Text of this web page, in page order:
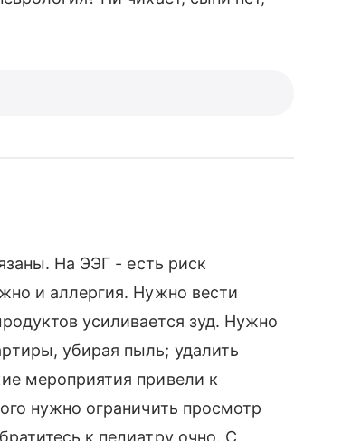
На ЭЭГ - есть риск
и аллергия. Нужно вести
усиливается зуд. Нужно
убирая пыль; удалить
мероприятия привели к
нужно ограничить просмотр
к педиатру очно. С